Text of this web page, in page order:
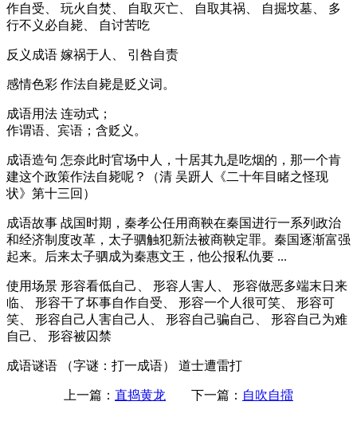
作自受、 玩火自焚、 自取灭亡、 自取其祸、 自掘坟墓、 多
行不义必自毙、 自讨苦吃
反义成语 嫁祸于人、 引咎自责
感情色彩 作法自毙是贬义词。
成语用法 连动式；
作谓语、宾语；含贬义。
成语造句 怎奈此时官场中人，十居其九是吃烟的，那一个肯
建这个政策作法自毙呢？（清 吴趼人《二十年目睹之怪现
状》第十三回）
成语故事 战国时期，秦孝公任用商鞅在秦国进行一系列政治
和经济制度改革，太子驷触犯新法被商鞅定罪。秦国逐渐富强
起来。后来太子驷成为秦惠文王，他公报私仇要 ...
使用场景 形容看低自己、 形容人害人、 形容做恶多端末日来
临、 形容干了坏事自作自受、 形容一个人很可笑、 形容可
笑、 形容自己人害自己人、 形容自己骗自己、 形容自己为难
自己、 形容被囚禁
成语谜语 （字谜：打一成语） 道士遭雷打
上一篇： 直捣黄龙 下一篇： 自吹自擂